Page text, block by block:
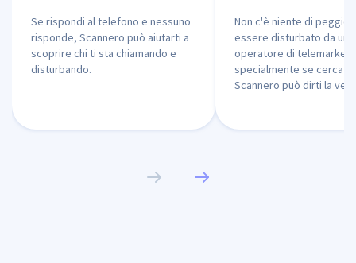
Se rispondi al telefono e nessuno
risponde, Scannero può aiutarti a
scoprire chi ti sta chiamando e
disturbando.
Non c'è niente di peggio
essere disturbato da un
operatore di
specialmente se cerca
Scannero può dirti la